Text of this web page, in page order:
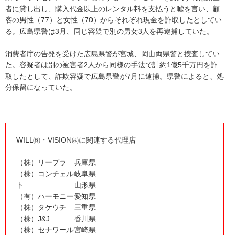
者に貸し出し、購入代金以上のレンタル料を支払うと嘘を言い、顧
客の男性（77）と女性（70）からそれぞれ現金を詐取したとしてい
る。広島県警は3月、同じ容疑で別の男女3人を再逮捕していた。
消費者庁の告発を受けた広島県警が宮城、岡山両県警と捜査してい
た。容疑者は別の被害者2人から同様の手法で計約1億5千万円を詐
取したとして、詐欺容疑で広島県警が7月に逮捕。県警によると、処
分保留になっていた。
WILL㈱・VISION㈱に関連する代理店
（株）リーブラ
（株）コンチェル
ト
（有）ハーモニー
（株）タケウチ
（株）J&J
（株）セナワール
兵庫県
岐阜県
山形県
愛知県
三重県
香川県
宮崎県